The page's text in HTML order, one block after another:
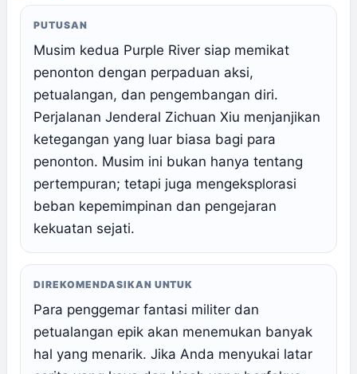
PUTUSAN
Musim kedua Purple River siap memikat
penonton dengan perpaduan aksi,
petualangan, dan pengembangan diri.
Perjalanan Jenderal Zichuan Xiu menjanjikan
ketegangan yang luar biasa bagi para
penonton. Musim ini bukan hanya tentang
pertempuran; tetapi juga mengeksplorasi
beban kepemimpinan dan pengejaran
kekuatan sejati.
DIREKOMENDASIKAN UNTUK
Para penggemar fantasi militer dan
petualangan epik akan menemukan banyak
hal yang menarik. Jika Anda menyukai latar